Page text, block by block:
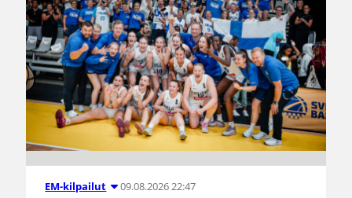
EM-kilpailut 09.08.2026 22:47